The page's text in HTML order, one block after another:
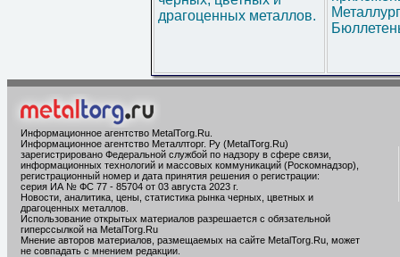
драгоценных металлов.
Информационное агентство MetalTorg.Ru
Информационное агентство Металлторг. Ру (MetalTorg.Ru)
зарегистрировано Федеральной службой по надзору в сфере связи,
информационных технологий и массовых коммуникаций (Роскомнадзор),
регистрационный номер и дата принятия решения о регистрации:
серия ИА № ФС 77 - 85704 от 03 августа 2023 г.
Новости, аналитика, цены, статистика рынка черных, цветных и
драгоценных металлов.
Использование открытых материалов разрешается с обязательной
гиперссылкой на MetalTorg.Ru
Мнение авторов материалов, размещаемых на сайте MetalTorg.Ru, может
не совпадать с мнением редакции.